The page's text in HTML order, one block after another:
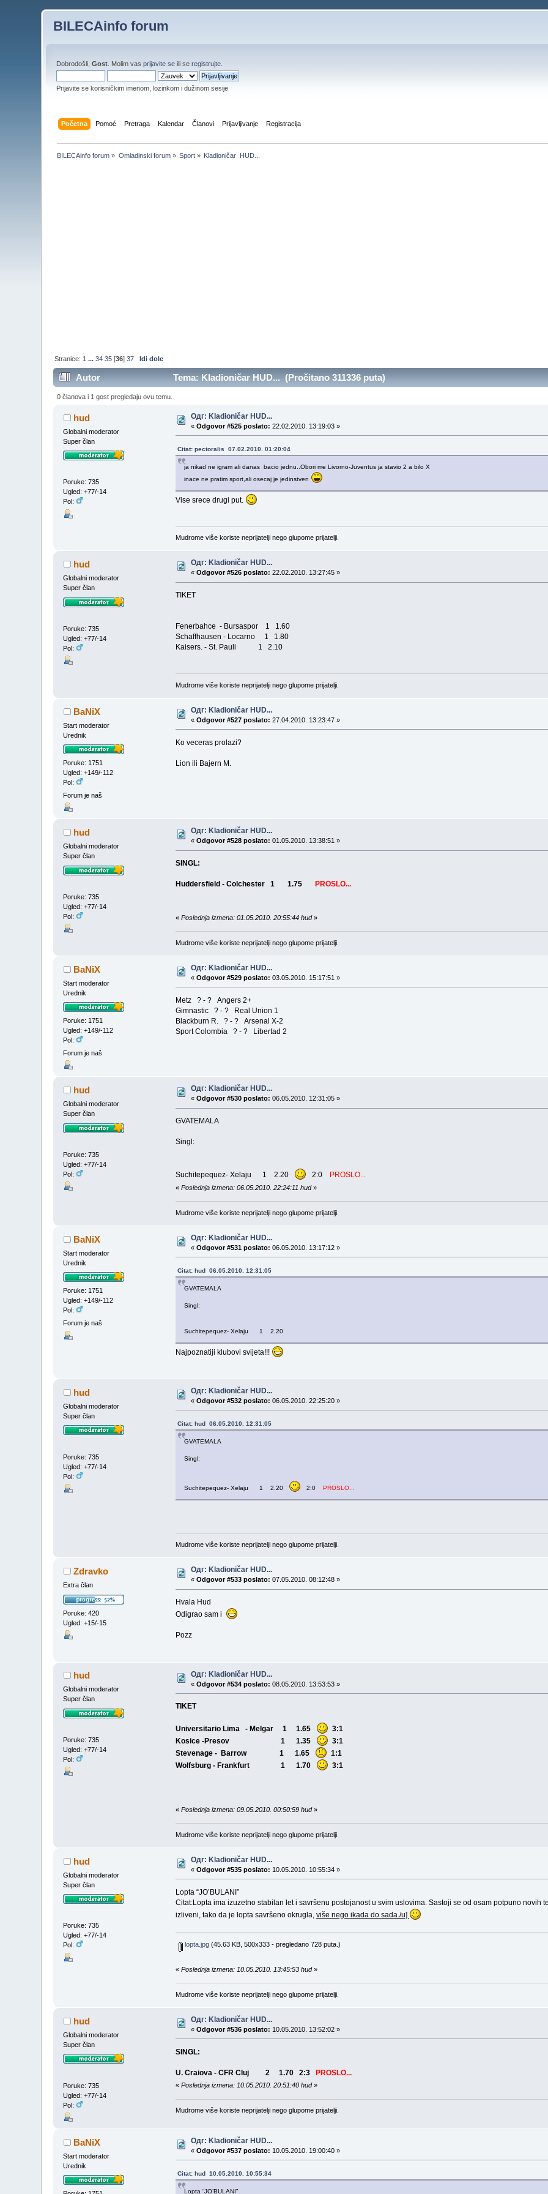
BILECAinfo forum
Dobrodošli,Gost . Molim vasprijavite se ili seregistrujte
Prijavite se korisničkim imenom, lozinkom i dužinom sesije
Početna Pomoć Pretraga Kalendar Članovi Prijavljivanje Registracija
BILECAinfo forum » Omladinski forum» Sport » Kladioničar  HUD...
Stranice: 1 ...34 35 [36]37 Idi dole
Autor Tema: Kladioničar HUD... (Pročitano 311336 puta)
0 članova i 1 gost pregledaju ovu temu.
hud
Globalni moderator
Super član
Poruke: 735
Ugled: +77/-14
Pol:
Одг: Kladioničar HUD...
«Odgovor #525 poslato: 22.02.2010. 13:19:03 »
Citat: pectoralis 07.02.2010. 01:20:04
ja nikad ne igram ali danas bacio jednu..Obori me Livorno-Juventus ja stavio 2 a bilo X
inace ne pratim sport,ali osecaj je jedinstven
Vise srece drugi put.
Mudrome više koriste neprijatelji nego glupome prijatelji.
hud
Globalni moderator
Super član
Poruke: 735
Ugled: +77/-14
Pol:
Одг: Kladioničar HUD...
«Odgovor #526 poslato: 22.02.2010. 13:27:45 »
TIKET
Fenerbahce - Bursaspor 1 1.60
Schaffhausen - Locarno 1 1.80
Kaisers. - St. Pauli 1 2.10
Mudrome više koriste neprijatelji nego glupome prijatelji.
BaNiX
Start moderator
Urednik
Poruke: 1751
Ugled: +149/-112
Pol:
Forum je naš
Одг: Kladioničar HUD...
«Odgovor #527 poslato: 27.04.2010. 13:23:47 »
Ko veceras prolazi?
Lion ili Bajern M.
hud
Globalni moderator
Super član
Poruke: 735
Ugled: +77/-14
Pol:
Одг: Kladioničar HUD...
«Odgovor #528 poslato: 01.05.2010. 13:38:51 »
SINGL:
Huddersfield - Colchester 1 1.75 PROSLO...
« Poslednja izmena: 01.05.2010. 20:55:44 hud»
Mudrome više koriste neprijatelji nego glupome prijatelji.
BaNiX
Start moderator
Urednik
Poruke: 1751
Ugled: +149/-112
Pol:
Forum je naš
Одг: Kladioničar HUD...
«Odgovor #529 poslato: 03.05.2010. 15:17:51 »
Metz ? - ? Angers 2+
Gimnastic ? - ? Real Union 1
Blackburn R. ? - ? Arsenal X-2
Sport Colombia ? - ? Libertad 2
hud
Globalni moderator
Super član
Poruke: 735
Ugled: +77/-14
Pol:
Одг: Kladioničar HUD...
«Odgovor #530 poslato: 06.05.2010. 12:31:05 »
GVATEMALA
Singl:
Suchitepequez- Xelaju 1 2.20 2:0 PROSLO...
« Poslednja izmena: 06.05.2010. 22:24:11 hud»
Mudrome više koriste neprijatelji nego glupome prijatelji.
BaNiX
Start moderator
Urednik
Poruke: 1751
Ugled: +149/-112
Pol:
Forum je naš
Одг: Kladioničar HUD...
«Odgovor #531 poslato: 06.05.2010. 13:17:12 »
Citat: hud 06.05.2010. 12:31:05
GVATEMALA
Singl:
Suchitepequez- Xelaju 1 2.20
Najpoznatiji klubovi svijeta!!!
hud
Globalni moderator
Super član
Poruke: 735
Ugled: +77/-14
Pol:
Одг: Kladioničar HUD...
«Odgovor #532 poslato: 06.05.2010. 22:25:20 »
Citat: hud 06.05.2010. 12:31:05
GVATEMALA
Singl:
Suchitepequez- Xelaju 1 2.20 2:0 PROSLO...
Mudrome više koriste neprijatelji nego glupome prijatelji.
Zdravko
Extra član
Poruke: 420
Ugled: +15/-15
Одг: Kladioničar HUD...
«Odgovor #533 poslato: 07.05.2010. 08:12:48 »
Hvala Hud
Odigrao sam i
Pozz
hud
Globalni moderator
Super član
Poruke: 735
Ugled: +77/-14
Pol:
Одг: Kladioničar HUD...
«Odgovor #534 poslato: 08.05.2010. 13:53:53 »
TIKET
Universitario Lima - Melgar 1 1.65
3:1
Kosice -Presov 1 1.35
3:1
Stevenage - Barrow 1 1.65
1:1
Wolfsburg - Frankfurt 1 1.70
3:1
« Poslednja izmena: 09.05.2010. 00:50:59 hud»
Mudrome više koriste neprijatelji nego glupome prijatelji.
hud
Globalni moderator
Super član
Poruke: 735
Ugled: +77/-14
Pol:
Одг: Kladioničar HUD...
«Odgovor #535 poslato: 10.05.2010. 10:55:34 »
Lopta “JO’BULANI”
Citat:Lopta ima izuzetno stabilan let i savršenu postojanost u svim uslovima. Sastoji se od osam potpuno novih
izliveni, tako da je lopta savršeno okrugla, više nego ikada do sada./u]
lopta.jpg (45.63 KB, 500x333 - pregledano 728 puta.)
« Poslednja izmena: 10.05.2010. 13:45:53 hud»
Mudrome više koriste neprijatelji nego glupome prijatelji.
hud
Globalni moderator
Super član
Poruke: 735
Ugled: +77/-14
Pol:
Одг: Kladioničar HUD...
«Odgovor #536 poslato: 10.05.2010. 13:52:02 »
SINGL:
U. Craiova - CFR Cluj 2 1.70 2:3 PROSLO...
« Poslednja izmena: 10.05.2010. 20:51:40 hud»
Mudrome više koriste neprijatelji nego glupome prijatelji.
BaNiX
Start moderator
Urednik
Одг: Kladioničar HUD...
«Odgovor #537 poslato: 10.05.2010. 19:00:40 »
Citat: hud 10.05.2010. 10:55:34
Lopta “JO’BULANI”